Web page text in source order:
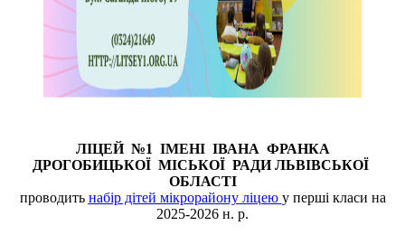
ЛІЦЕЙ №1 ІМЕНІ ІВАНА ФРАНКА
ДРОГОБИЦЬКОЇ МІСЬКОЇ РАДИ ЛЬВІВСЬКОЇ
ОБЛАСТІ
проводить набір дітей мікрорайону ліцею у перші класи на
2025-2026 н. р.